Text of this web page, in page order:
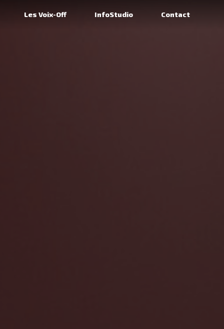
Les Voix-Off InfoStudio Contact